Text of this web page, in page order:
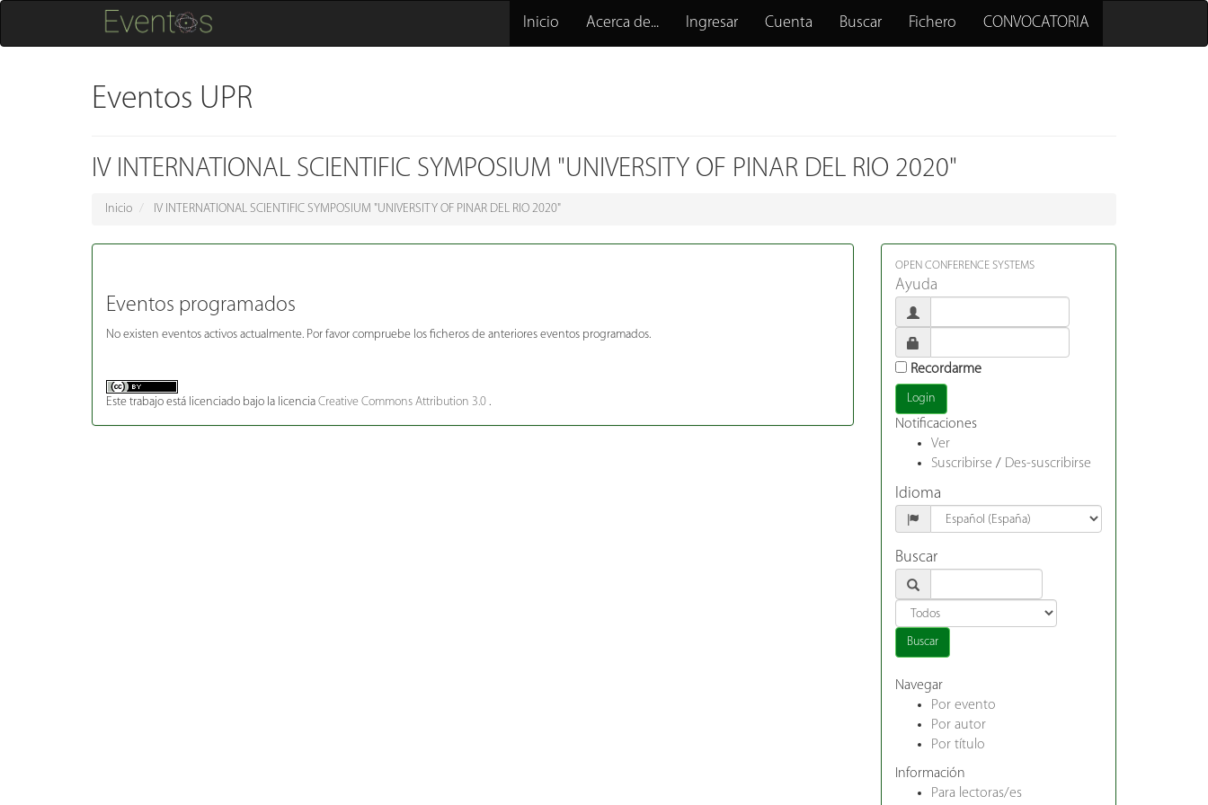
Inicio Acerca de... Ingresar Cuenta Buscar Fichero CONVOCATORIA
Eventos UPR
IV INTERNATIONAL SCIENTIFIC SYMPOSIUM "UNIVERSITY OF PINAR DEL RIO 2020"
Inicio IV INTERNATIONAL SCIENTIFIC SYMPOSIUM "UNIVERSITY OF PINAR DEL RIO 2020"
Eventos programados
No existen eventos activos actualmente. Por favor compruebe los ficheros de anteriores eventos programados.
Este trabajo está licenciado bajo la licencia Creative Commons Attribution 3.0 .
OPEN CONFERENCE SYSTEMS
Ayuda
Recordarme
Notificaciones
Ver
Suscribirse / Des-suscribirse
Idioma
Buscar
Navegar
Por evento
Por autor
Por título
Información
Para lectoras/es